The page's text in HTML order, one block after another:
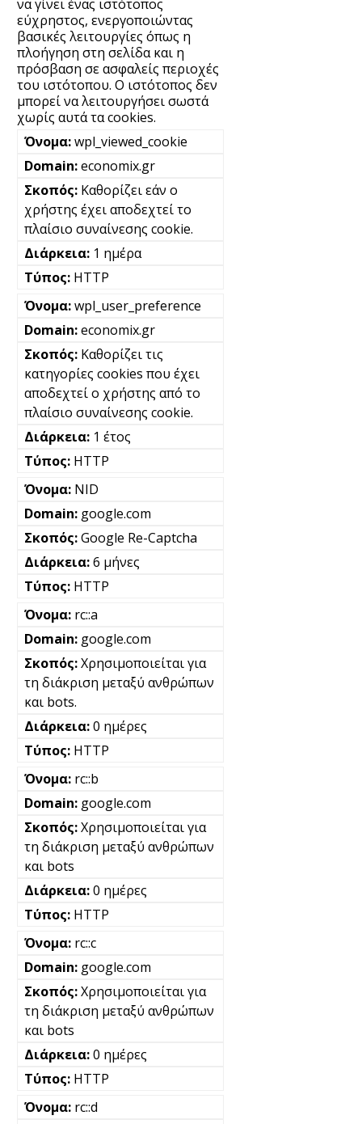
να γίνει ένας ιστότοπος
εύχρηστος, ενεργοποιώντας
βασικές λειτουργίες όπως η
πλοήγηση στη σελίδα και η
πρόσβαση σε ασφαλείς περιοχές
του ιστότοπου. Ο ιστότοπος δεν
μπορεί να λειτουργήσει σωστά
χωρίς αυτά τα cookies.
wpl_viewed_cookie
economix.gr
Καθορίζει εάν ο
χρήστης έχει αποδεχτεί το
πλαίσιο συναίνεσης cookie.
1 ημέρα
HTTP
wpl_user_preference
economix.gr
Καθορίζει τις
κατηγορίες cookies που έχει
αποδεχτεί ο χρήστης από το
πλαίσιο συναίνεσης cookie.
1 έτος
HTTP
NID
google.com
Google Re-Captcha
6 μήνες
HTTP
rc::a
google.com
Χρησιμοποιείται για
τη διάκριση μεταξύ ανθρώπων
και bots.
0 ημέρες
HTTP
rc::b
google.com
Χρησιμοποιείται για
τη διάκριση μεταξύ ανθρώπων
και bots
0 ημέρες
HTTP
rc::c
google.com
Χρησιμοποιείται για
τη διάκριση μεταξύ ανθρώπων
και bots
0 ημέρες
HTTP
rc::d